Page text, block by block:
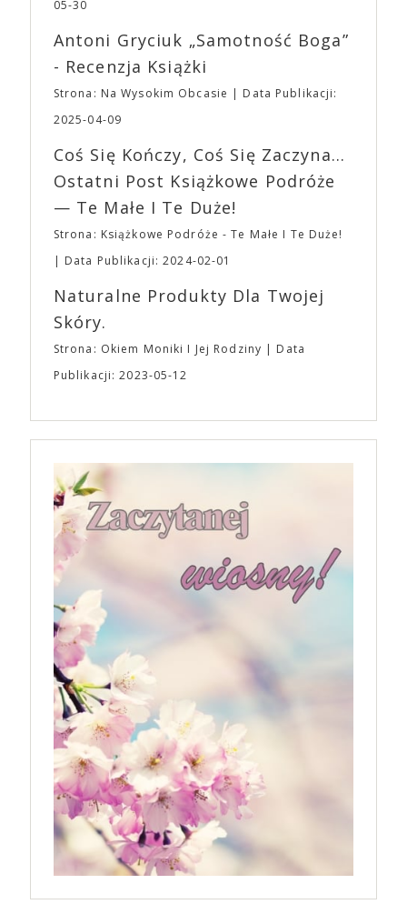
jednego z najbardziej interesujących współczesnych
(„Joker”, „Ona”) w swojej najbardziej zaskakującej
roli. Twórca kultowych „Dziedzictwo. Hereditary” i
„Midsommar. W biały dzień” zrealizował najbardziej
osobisty film, który pozwolił mu w pełni podzielić
się z widzami swoimi lękami, wizją świata, a przede
„Bo się boi” w kinach od 21 kwietnia.
Wystawców i Obsługi. Na terenie hali nie zabraknie
Waszych ulubionych Wystawców serwujących
napoje oraz drobne przekąski a przed halą
planujemy Strefę FoodTrucków. Życzymy Wam
fantastycznego czasu oczekiwania na nadchodzącą
EXPO XXI!
05-30
Antoni Gryciuk „Samotność Boga”
- Recenzja Książki
Strona: Na Wysokim Obcasie
Data Publikacji:
2025-04-09
Coś Się Kończy, Coś Się Zaczyna...
Ostatni Post Książkowe Podróże
— Te Małe I Te Duże!
Strona: Książkowe Podróże - Te Małe I Te Duże!
Data Publikacji: 2024-02-01
Naturalne Produkty Dla Twojej
Skóry.
Strona: Okiem Moniki I Jej Rodziny
Data
Publikacji: 2023-05-12